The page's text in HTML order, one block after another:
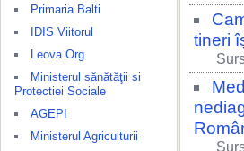
Primaria Balti
IDIS Viitorul
Leova Org
Ministerul sănătăţii si
Protectiei Sociale
AGEPI
Ministerul Agriculturii
tineri